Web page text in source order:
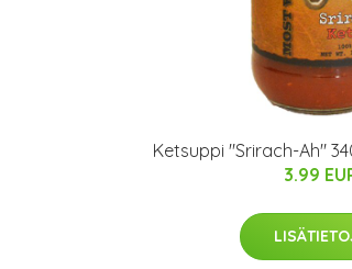
Ketsuppi "Srirach-Ah"
3.99